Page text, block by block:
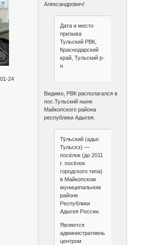
24
Александрович!
Дата и место
призыва
Тульский РВК,
Краснодарский
край, Тульский р-
н
Видимо, РВК располагался в
пос.Тульский ныне
Майкопского района
республики Адыгея.
Ту́льский (адыг.
Тульскэ) —
посёлок (до 2011
г. посёлок
городского типа)
в Майкопском
муниципальном
районе
Республики
Адыгея России.
Является
административным
центром